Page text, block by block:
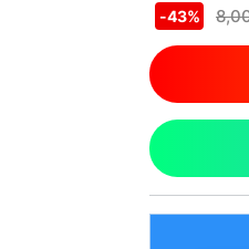
-43%